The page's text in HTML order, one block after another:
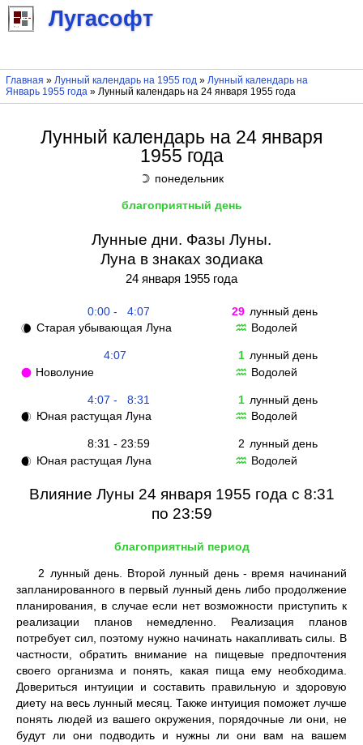
Лугасофт
Главная » Лунный календарь на 1955 год» Лунный календарь на
Январь 1955 года» Лунный календарь на 24 января 1955 года
Лунный календарь на 24 января
1955 года
☽ понедельник
благоприятный день
Лунные дни. Фазы Луны.
Луна в знаках зодиака
24 января 1955 года
0:00 - 4:07 29 лунный день
🌘 Старая убывающая Луна ♒ Водолей
4:07 1 лунный день
🌑 Новолуние ♒ Водолей
4:07 - 8:31 1 лунный день
🌒 Юная растущая Луна ♒ Водолей
8:31 - 23:59 2 лунный день
🌒 Юная растущая Луна ♒ Водолей
Влияние Луны 24 января 1955 года с 8:31
по 23:59
благоприятный период
2 лунный день. Второй лунный день - время начинаний
запланированного в первый лунный день либо продолжение
планирования, в случае если нет возможности приступить к
реализации планов немедленно. Реализация планов
потребует сил, поэтому нужно начинать накапливать силы. В
частности, обратить внимание на пищевые предпочтения
своего организма и понять, какая пища ему необходима.
Довериться интуиции и составить правильную и здоровую
диету на весь лунный месяц. Также интуиция поможет лучше
понять людей из вашего окружения, порядочные ли они, не
будут ли они подводить и нужны ли они вам на вашем